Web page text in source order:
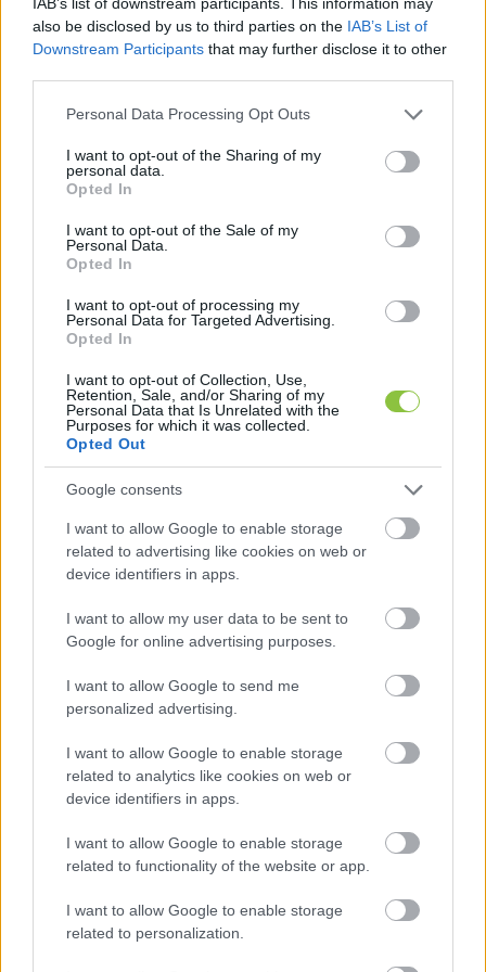
also be disclosed by us to third parties on the IAB’s List of
Downstream Participants that may further disclose it to other
Please note that this website/app uses one or more Google
not limited to your visit or usage behaviour. You may click to
grant or deny consent to Google and its third-party tags to
use your data for below specified purposes in below Google
consent section.
Personal Data Processing Opt Outs
I want to opt-out of the Sharing of my
personal data.
Opted In
I want to opt-out of the Sale of my
Personal Data.
Opted In
I want to opt-out of processing my
Personal Data for Targeted Advertising.
Opted In
I want to opt-out of Collection, Use,
Retention, Sale, and/or Sharing of my
Personal Data that Is Unrelated with the
Purposes for which it was collected.
Opted Out
Google consents
I want to allow Google to enable storage
related to advertising like cookies on web or
device identifiers in apps.
I want to allow my user data to be sent to
Google for online advertising purposes.
I want to allow Google to send me
personalized advertising.
I want to allow Google to enable storage
related to analytics like cookies on web or
device identifiers in apps.
I want to allow Google to enable storage
related to functionality of the website or app.
I want to allow Google to enable storage
related to personalization.
sértettekről, majd azokat a szexuális
szolgáltatást kínáló hirdetéssel együtt német
internetes oldalakon regisztrálta. Volt, aki a
pénzek átvételében működött közre vagy a
kuncsaftokhoz fuvarozta a prostituáltakat.
A sértetteknek a bevételük felét úgynevezett
„leadóként” át kellett adniuk a vádlott vagy
valamely családtagja részére. Ezen felül a
hirdetések és az engedélyek díját, továbbá a
szállás és ellátás költségét is nekik kellett
ezer euro bevételt hozott, amelynek a fele
automatikusan a vádlotthoz került. Öt év alatt
mintegy 35 sértett dolgozott a vádlottnak, aki
ebből legkevesebb 52 millió forint haszonhoz
A németországi bordélyokban tartott kutatás során lefoglalt
készpénz és a bordélyként üzemelő egyik kecskeméti lakás / fotó:
rendőrség